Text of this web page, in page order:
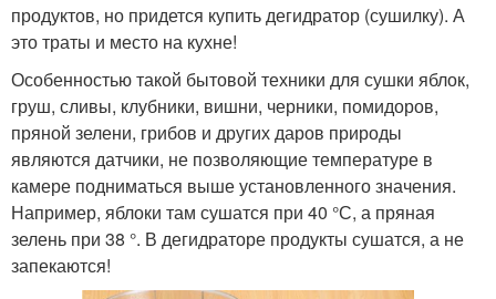
продуктов, но придется купить дегидратор (сушилку). А
это траты и место на кухне!
Особенностью такой бытовой техники для сушки яблок,
груш, сливы, клубники, вишни, черники, помидоров,
пряной зелени, грибов и других даров природы
являются датчики, не позволяющие температуре в
камере подниматься выше установленного значения.
Например, яблоки там сушатся при 40 °С, а пряная
зелень при 38 °. В дегидраторе продукты сушатся, а не
запекаются!